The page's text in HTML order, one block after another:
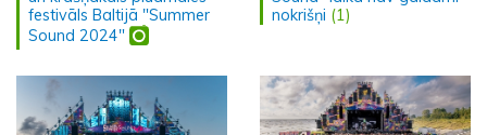
festivāls Baltijā "Summer
Sound 2024"
nokrišņi (1)